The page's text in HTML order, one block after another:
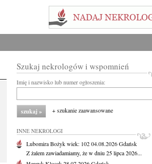
Szukaj nekrologów i wspomnień
Imię i nazwisko lub numer ogłoszenia:
+ szukanie zaawansowane
INNE NEKROLOGI
Lubomira Bożykwiek: 10204.08.2026Gdańsk
Z żalem zawiadamiamy, że w dniu 25 lipca 2026...